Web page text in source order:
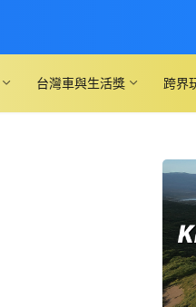
台灣車與生活獎 跨界